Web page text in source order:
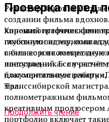
Режиссер Вероника
создании фильма
кинематографическими
глубокими историями о
сняла короткометражную
виноградника» с
документальную работу
Транссибирской
полнометражным
креативным продюсером
портфолио включает
Проверка перед
Хороший источник
понятную задачу,
в бизнес и не ломает
поступлений. Если
благоприятном
мал.
Продолжить чтение